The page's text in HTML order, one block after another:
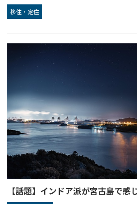
移住・定住
【話題】インドア派が宮古島で感